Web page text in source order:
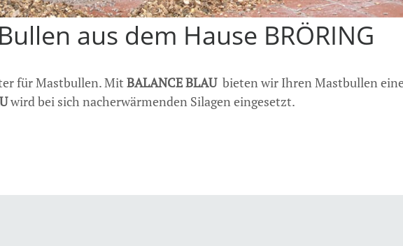
aus dem Hause BRÖRING
für Mastbullen. Mit BALANCE BLAUbieten wir Ihren Mastbullen
wird bei sich nacherwärmenden Silagen eingesetzt.